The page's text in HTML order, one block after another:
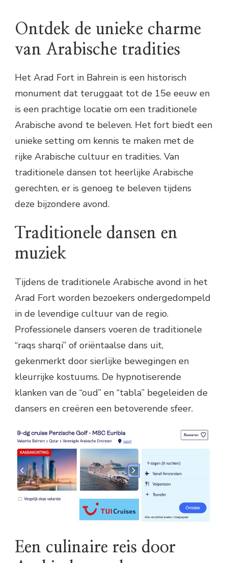
Ontdek de unieke charme
van Arabische tradities
Het Arad Fort in Bahrein is een historisch
monument dat teruggaat tot de 15e eeuw en
is een prachtige locatie om een traditionele
Arabische avond te beleven. Het fort biedt een
unieke setting om kennis te maken met de
rijke Arabische cultuur en tradities. Van
traditionele dansen tot heerlijke Arabische
gerechten, er is genoeg te beleven tijdens
deze bijzondere avond.
Traditionele dansen en
muziek
Tijdens de traditionele Arabische avond in het
Arad Fort worden bezoekers ondergedompeld
in de levendige cultuur van de regio.
Professionele dansers voeren de traditionele
“raqs sharqi” of oriëntaalse dans uit,
gekenmerkt door sierlijke bewegingen en
kleurrijke kostuums. De hypnotiserende
klanken van de “oud” en “tabla” begeleiden de
dansers en creëren een betoverende sfeer.
Een culinaire reis door